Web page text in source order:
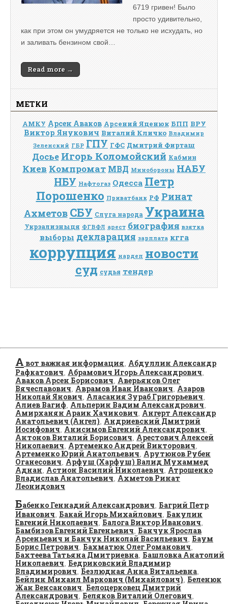
6719 гривен! Было
просто удивительно,
как при этом он умудряется не только не исхудать, но
и заливать бензином свой…
Read more →
МЕТКИ
АМКУ Арсен Аваков Арсений Яценюк БПП ВРУ
Виктор Янукович Виталий Кличко Владимир
Зеленский ГБР ГПУ ГФС Дмитрий Фирташ
Досье Игорь Коломойский Кабмин
Киев Компромат МВД Минобороны НАБУ
НБУ Нафтогаз Одесса Петр
Порошенко Приватбанк РФ Ринат
Ахметов СБУ Слуга народа Украина
Укрзализныця ФГВФЛ арест биография взятка
выборы декларация зарплата кгга
коррупция нардеп новости
суд судья тендер
А вот важная информация Абдуллин Александр
Рафкатович Абрамович Игорь Александрович
Аваков Арсен Борисович Аверьянов Олег
Вячеславович Аврамов Иван Иванович Азаров
Николай Янович Аласания Зураб Григорьевич
Алиев Вагиф Альперин Вадим Александрович
Амирханян Араик Хачикович Ангерт Александр
Анатольевич (Ангел) Андриевский Дмитрий
Иосифович Анисимов Евгений Александрович
Антонов Виталий Борисович Арестович Алексей
Николаевич Артеменко Андрей Викторович
Артеменко Юрий Анатольевич Арутюнов Рубен
Оганесович Арфуш (Харфуш) Валид Мухаммед
Аднан Астион Василий Николаевич Атрошенко
Владислав Анатольевич Ахметов Ринат
Леонидович
Бабенко Геннадий Александрович Багрий Петр
Иванович Бакай Игорь Михайлович Бакулин
Евгений Николаевич Балога Виктор Иванович
Бамбизов Евгений Евгеньевич Банчук Ярослав
Арсеньевич и Банчук Николай Васильевич Баум
Борис Петрович Бахматюк Олег Романович
Бахтеева Татьяна Дмитриевна Башловка Анатолий
Николаевич Бедриковский Владимир
Владимирович Безлюдная Анна Витальевна
Бейлин Михаил Маркович (Михайлович) Беленюк
Жан Венсанович Белоцерковец Дмитрий
Александрович Беляков Виталий Олегович